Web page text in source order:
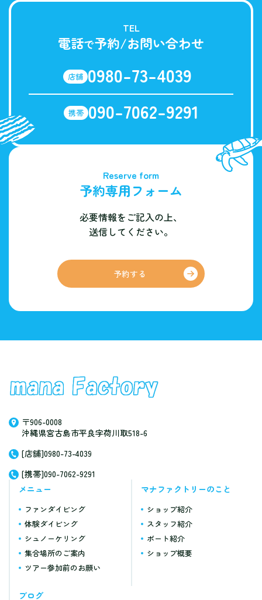
TEL
電話で予約/お問い合わせ
店舗 0980-73-4039
携帯 090-7062-9291
Reserve form
予約専用フォーム
必要情報をご記入の上、
送信してください。
予約する
〒906-0008
沖縄県宮古島市平良字荷川取518-6
[店舗]0980-73-4039
[携帯]090-7062-9291
メニュー
ファンダイビング
体験ダイビング
シュノーケリング
集合場所のご案内
ツアー参加前のお願い
マナファクトリーのこと
ショップ紹介
スタッフ紹介
ボート紹介
ショップ概要
ブログ